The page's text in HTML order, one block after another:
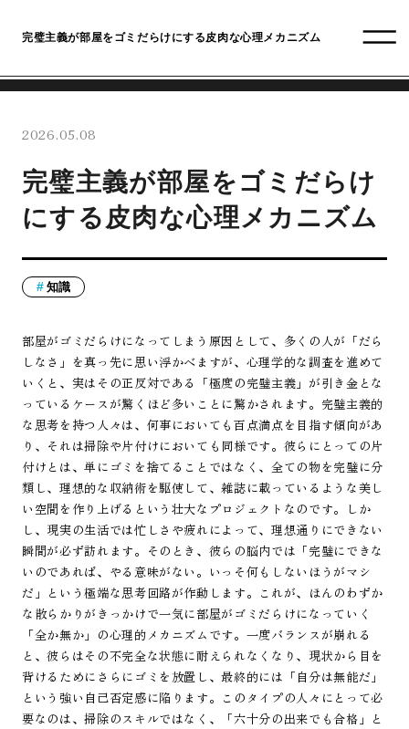
完璧主義が部屋をゴミだらけにする皮肉な心理メカニズム
2026.05.08
完璧主義が部屋をゴミだらけ
にする皮肉な心理メカニズム
知識
部屋がゴミだらけになってしまう原因として、多くの人が「だら
しなさ」を真っ先に思い浮かべますが、心理学的な調査を進めて
いくと、実はその正反対である「極度の完璧主義」が引き金とな
っているケースが驚くほど多いことに驚かされます。完璧主義的
な思考を持つ人々は、何事においても百点満点を目指す傾向があ
り、それは掃除や片付けにおいても同様です。彼らにとっての片
付けとは、単にゴミを捨てることではなく、全ての物を完璧に分
類し、理想的な収納術を駆使して、雑誌に載っているような美し
い空間を作り上げるという壮大なプロジェクトなのです。しか
し、現実の生活では忙しさや疲れによって、理想通りにできない
瞬間が必ず訪れます。そのとき、彼らの脳内では「完璧にできな
いのであれば、やる意味がない。いっそ何もしないほうがマシ
だ」という極端な思考回路が作動します。これが、ほんのわずか
な散らかりがきっかけで一気に部屋がゴミだらけになっていく
「全か無か」の心理的メカニズムです。一度バランスが崩れる
と、彼らはその不完全な状態に耐えられなくなり、現状から目を
背けるためにさらにゴミを放置し、最終的には「自分は無能だ」
という強い自己否定感に陥ります。このタイプの人々にとって必
要なのは、掃除のスキルではなく、「六十分の出来でも合格」と